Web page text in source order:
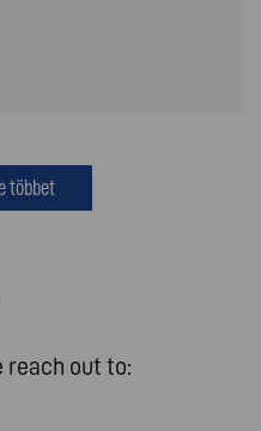
többet
reach out to: